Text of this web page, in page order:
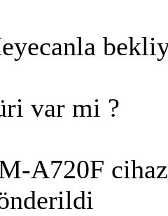
var mi ?
A720F